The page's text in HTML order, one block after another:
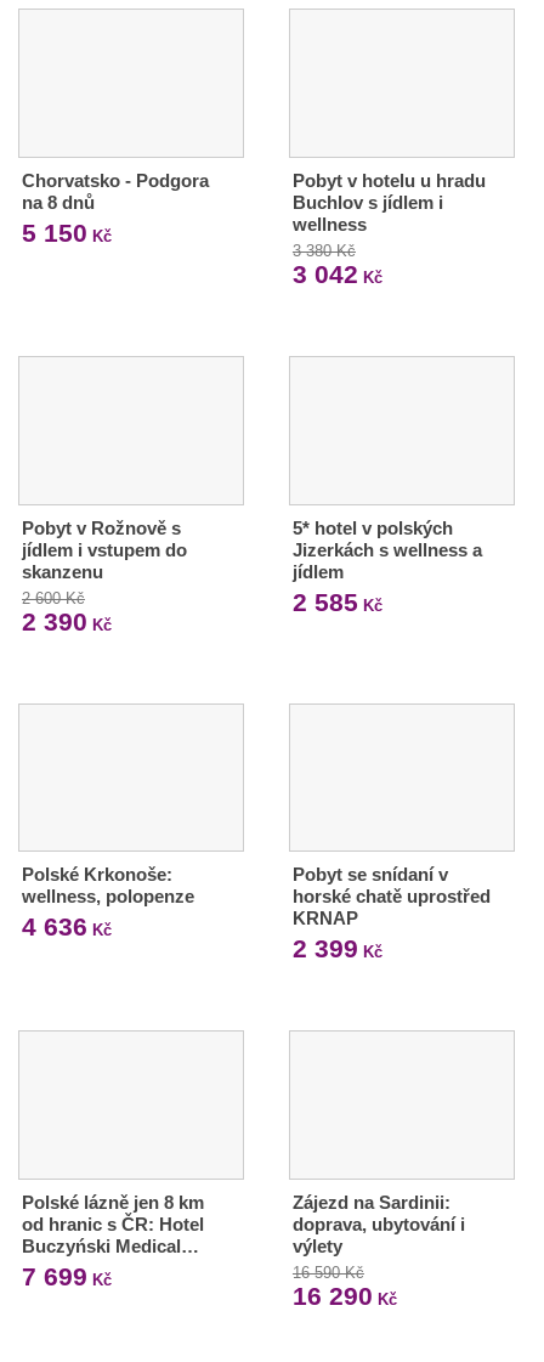
Chorvatsko - Podgora
na 8 dnů
5 150 Kč
Pobyt v hotelu u hradu
Buchlov s jídlem i
wellness
3 380 Kč
3 042 Kč
Pobyt v Rožnově s
jídlem i vstupem do
skanzenu
2 600 Kč
2 390 Kč
5* hotel v polských
Jizerkách s wellness a
jídlem
2 585 Kč
Polské Krkonoše:
wellness, polopenze
4 636 Kč
Pobyt se snídaní v
horské chatě uprostřed
KRNAP
2 399 Kč
Polské lázně jen 8 km
od hranic s ČR: Hotel
Buczyński Medical…
7 699 Kč
Zájezd na Sardinii:
doprava, ubytování i
výlety
16 590 Kč
16 290 Kč